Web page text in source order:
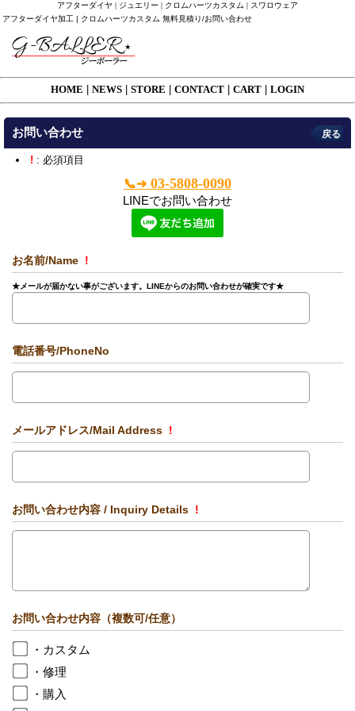
アフターダイヤ | ジュエリー | クロムハーツカスタム | スワロウェア
アフターダイヤ加工 | クロムハーツカスタム 無料見積り/お問い合わせ
HOME NEWS STORE CONTACT CART LOGIN
お問い合わせ 戻る
! : 必須項目
📞➔03-5808-0090
LINEでお問い合わせ
お名前/Name !
★メールが届かない事がございます。LINEからのお問い合わせが確実です★
電話番号/PhoneNo
メールアドレス/Mail Address !
お問い合わせ内容 / Inquiry Details !
お問い合わせ内容（複数可/任意）
・カスタム
・修理
・購入